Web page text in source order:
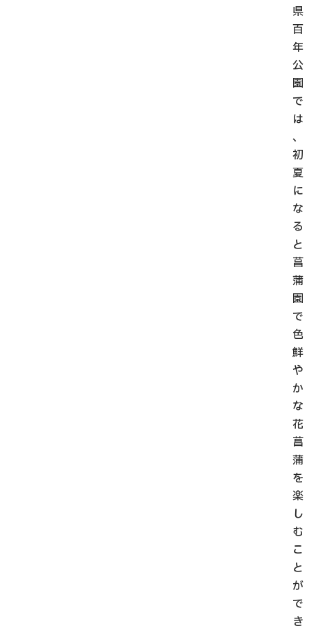
県
百
年
公
園
で
は
、
初
夏
に
な
る
と
菖
蒲
園
で
色
鮮
や
か
な
花
菖
蒲
を
楽
し
む
こ
と
が
で
き